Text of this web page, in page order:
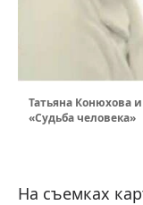
Татьяна Конюхова
«Судьба человека»
На съемках